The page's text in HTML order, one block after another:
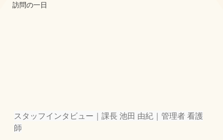
訪問の一日
スタッフインタビュー｜課長 池田 由紀｜管理者 看護
師